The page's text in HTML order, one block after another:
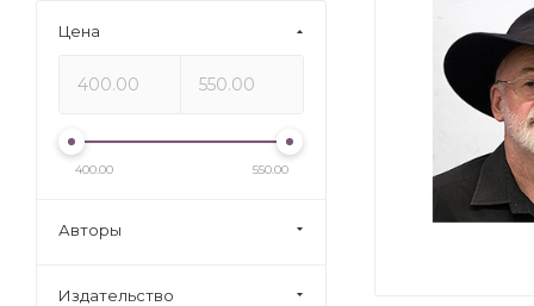
Цена
400.00 550.00
Авторы
Издательство